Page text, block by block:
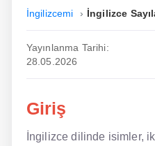
Dil Kursu
En Kolay İngilizce
İngilizcemi İngilizce
Yayınlanma Tarihi:
28.05.2026
Giriş
İngilizce dilinde isimler,